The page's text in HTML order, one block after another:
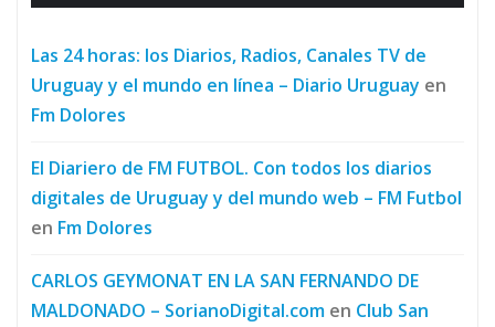
Las 24 horas: los Diarios, Radios, Canales TV de
Uruguay y el mundo en línea – Diario Uruguay en
Fm Dolores
El Diariero de FM FUTBOL. Con todos los diarios
digitales de Uruguay y del mundo web – FM Futbol
en Fm Dolores
CARLOS GEYMONAT EN LA SAN FERNANDO DE
MALDONADO – SorianoDigital.com en Club San